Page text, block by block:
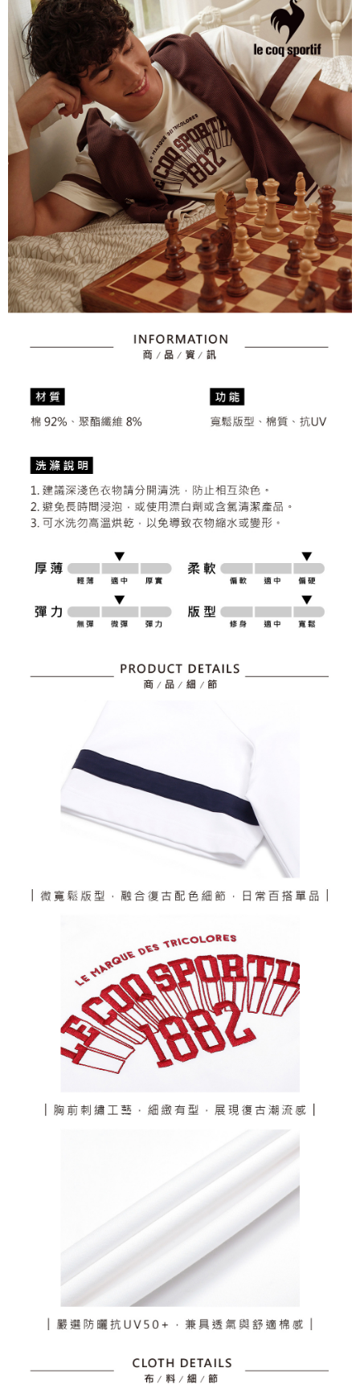
1.分期款項不併入電信帳單，「大哥付你分期」於每月結算日後寄送繳費提
醒簡訊。
2.透過簡訊連結打開帳單後，可選擇「超商條碼／台灣大直營門市／銀行轉
帳／街口支付／iPASS MONEY」等通路繳費。
【注意事項】
1.本服務係由「台灣大哥大股份有限公司」（以下簡稱本公司）所提供，讓
用戶於交易時，得透過本服務購買商品或服務，並由商店將買賣／分期付款
買賣價金債權讓與本公司後，依約使用本公司帳單繳交帳款。
2.基於同意付款使用「大哥付你分期」之契約關係目的，商店將以您的個人
資料（包含姓名、電話或地址）提供予台灣大哥大進項蒐集、處理及利用，
由本公司與您本人進行分期帳單所需資料之確認、核對及更正。
3.完整用戶服務條款，請詳閱以下連結：https://oppay.tw/userRule
【「AFTEE先享後付」結帳流程】
１．於結帳方式選擇「AFTEE先享後付」後，將跳轉至「AFTEE先享後付」
結帳頁面，進行簡訊認證並確認金額後，即可完成結帳。
２．訂單成立數日內，您將收到繳費通知簡訊。
３．收到繳費通知簡訊後14天內，點擊此簡訊中的連結，可透過四大超商／
ATM／網路銀行／等多元方式進行付款，方視為交易完成。
※ 請注意：結帳手續完成當下不需立刻繳費，但若您需要取消訂單，請聯絡
購買商品的店家。未經商家同意取消之訂單仍視為有效，需透過AFTEE先享
後付繳納相關費用。
※ 交易是否成功請以「AFTEE先享後付 」之結帳頁面顯示為準，若有關於
是否繳費成功／繳費後需取消欲退款等相關疑問，請聯繫「AFTEE先享後付
客戶支援中心」https://netprotections.freshdesk.com/support/home
【注意事項】
１．透過由恩沛科技股份有限公司提供之「AFTEE先享後付」服務完成之交
易，需依本服務之必要範圍內提供個人資料，並將交易相關給付款項請求債
權轉讓予恩沛科技股份有限公司。
２．關於個人資料處理事宜，請瀏覽以下網址：
https://aftee.tw/terms/#terms3
３．未成年的使用者請事先徵得法定代理人或監護人之同意方可使用
「AFTEE先享後付」，若未經同意申辦者引起之損失，本公司不負相關責
４．使用「AFTEE先享後付」時，將依據個別帳號之用戶狀況，依本公司即
時審查核予不同之上限額度；若仍有額度不足之情形，本公司將視審查結果
恩沛科技股份有限公司將有權停止該用戶之使用額度並採取法律行動。
免運費
付款後全家取貨
免運費
萊爾富取貨付款
免運費
付款後萊爾富取貨
7-11取貨付款
付款後7-11取貨
免運費
宅配
離島宅配